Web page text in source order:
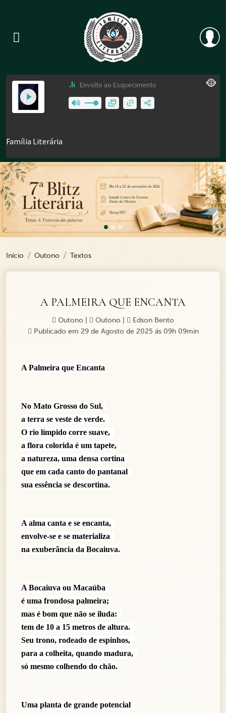
Previous
Início Outono Textos
A PALMEIRA QUE ENCANTA
Outono Outono
Edson Bento
Publicado em 29 de Agosto de 2025 ás 09h 09min
A Palmeira que Encanta
No Mato Grosso do Sul,
a terra se veste de verde.
O rio límpido corre suave,
a flora colorida é um tapete,
a natureza, uma densa cortina
que em cada canto do pantanal
sua essência se descortina.
A alma canta e se encanta,
envolve-se e se materializa
na exuberância da Bocaiuva.
A Bocaiuva ou Macaúba
é uma frondosa palmeira;
mas é bom que não se iluda:
tem de 10 a 15 metros de altura.
Seu trono, rodeado de espinhos,
para a colheita, quando madura,
só mesmo colhendo do chão.
Uma planta de grande potencial